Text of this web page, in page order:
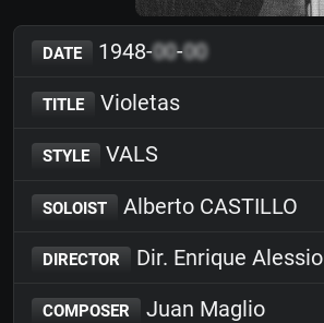
DATE 1948-00-00
TITLE Violetas
STYLE VALS
SOLOIST Alberto CASTILLO
DIRECTOR Dir. Enrique Alessio
COMPOSER Juan Maglio